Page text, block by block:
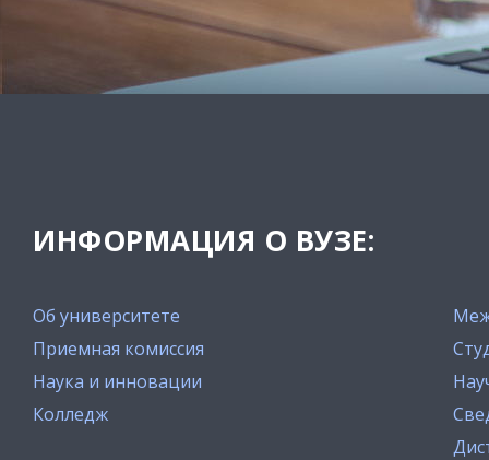
ИНФОРМАЦИЯ О ВУЗЕ:
Об университете
Приемная комиссия
Наука и инновации
Колледж